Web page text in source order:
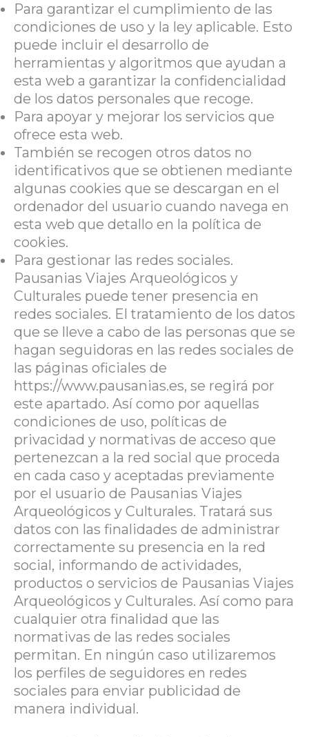
Para garantizar el cumplimiento de las
condiciones de uso y la ley aplicable. Esto
puede incluir el desarrollo de
herramientas y algoritmos que ayudan a
esta web a garantizar la confidencialidad
de los datos personales que recoge.
Para apoyar y mejorar los servicios que
ofrece esta web.
También se recogen otros datos no
identificativos que se obtienen mediante
algunas cookies que se descargan en el
ordenador del usuario cuando navega en
esta web que detallo en la política de
cookies.
Para gestionar las redes sociales.
Pausanias Viajes Arqueológicos y
Culturales puede tener presencia en
redes sociales. El tratamiento de los datos
que se lleve a cabo de las personas que se
hagan seguidoras en las redes sociales de
las páginas oficiales de
https://www.pausanias.es, se regirá por
este apartado. Así como por aquellas
condiciones de uso, políticas de
privacidad y normativas de acceso que
pertenezcan a la red social que proceda
en cada caso y aceptadas previamente
por el usuario de Pausanias Viajes
Arqueológicos y Culturales. Tratará sus
datos con las finalidades de administrar
correctamente su presencia en la red
social, informando de actividades,
productos o servicios de Pausanias Viajes
Arqueológicos y Culturales. Así como para
cualquier otra finalidad que las
normativas de las redes sociales
permitan. En ningún caso utilizaremos
los perfiles de seguidores en redes
sociales para enviar publicidad de
manera individual.